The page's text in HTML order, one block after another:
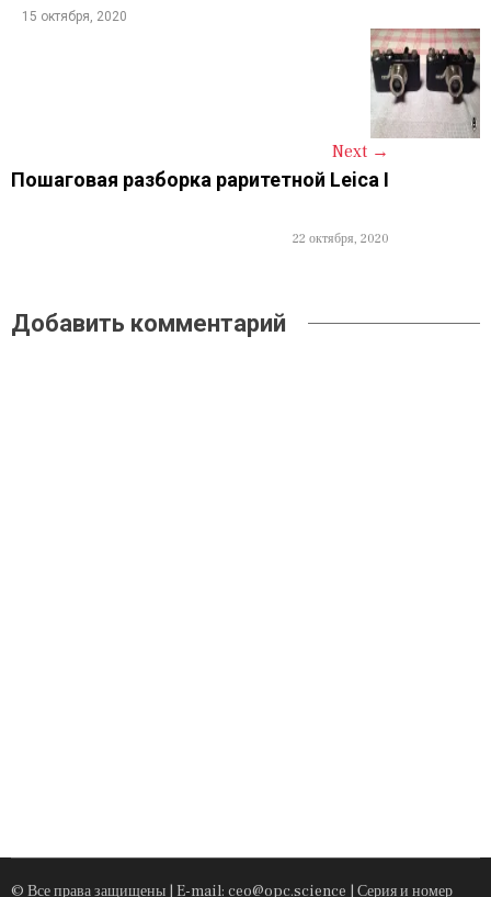
o
15 октября, 2020
Next →
Пошаговая разборка раритетной Leica I
22 октября, 2020
Добавить комментарий
© Все права защищены | E-mail: ceo@opc.science | Серия и номер